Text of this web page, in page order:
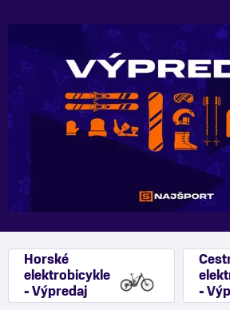
Horské
elektrobicykle
- Výpredaj
-